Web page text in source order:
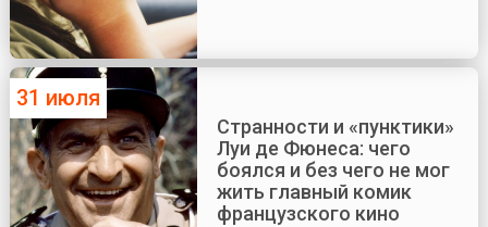
31 июля
Странности и «пунктики»
Луи де Фюнеса: чего
боялся и без чего не мог
жить главный комик
французского кино